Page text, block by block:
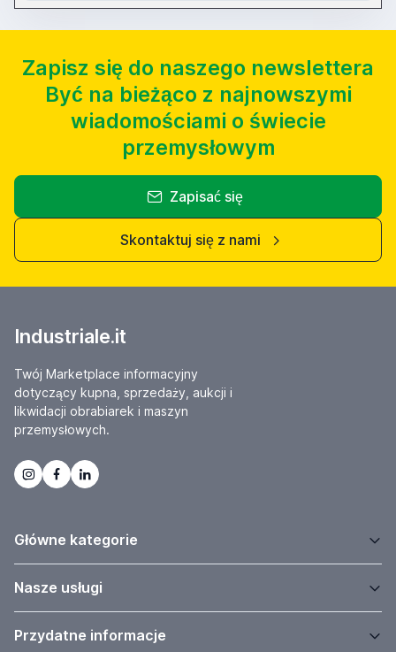
Zapisz się do naszego newslettera
Być na bieżąco z najnowszymi
wiadomościami o świecie
przemysłowym
Zapisać się
Skontaktuj się z nami
Industriale.it
Twój Marketplace informacyjny
dotyczący kupna, sprzedaży, aukcji i
likwidacji obrabiarek i maszyn
przemysłowych.
Główne kategorie
Nasze usługi
Przydatne informacje